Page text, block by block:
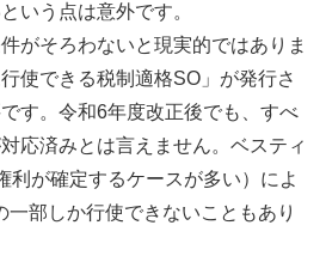
いう点は意外です。
がそろわないと現実的ではありま
使できる税制適格SO」が発行さ
す。令和6年度改正後でも、すべ
応済みとは言えません。ベスティ
利が確定するケースが多い）によ
一部しか行使できないこともあり